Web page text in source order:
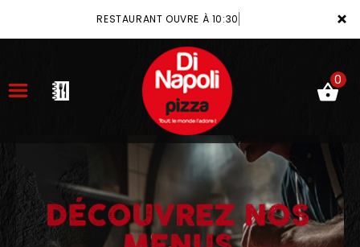
×
RESTAURANT OUVRE À 10:30
ACCUEIL
LA CARTE
0